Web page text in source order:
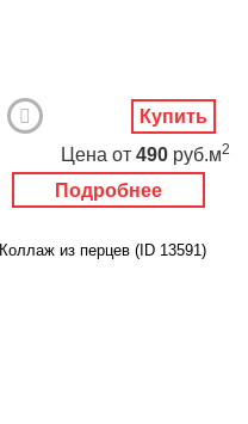
Подробнее
Цена от 490 руб.м2
Купить
Коллаж из перцев (ID 13591)